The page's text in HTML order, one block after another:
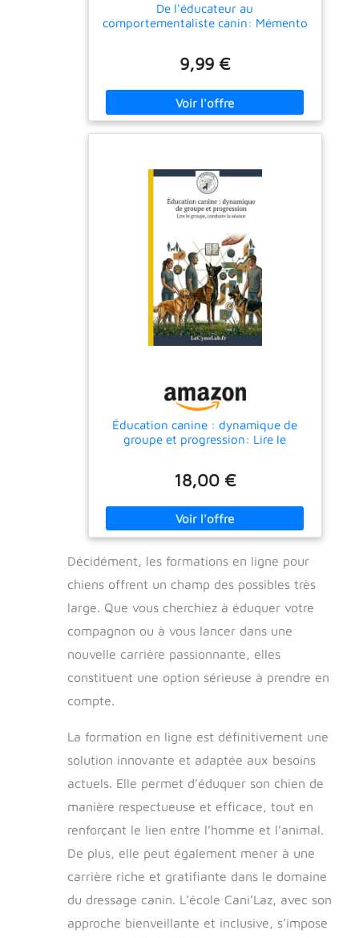
De l'éducateur au
comportementaliste canin: Mémento
9,99 €
Éducation canine : dynamique de
groupe et progression: Lire le
18,00 €
Décidément, les formations en ligne pour
chiens offrent un champ des possibles très
large. Que vous cherchiez à éduquer votre
compagnon ou à vous lancer dans une
nouvelle carrière passionnante, elles
constituent une option sérieuse à prendre en
compte.
La formation en ligne est définitivement une
solution innovante et adaptée aux besoins
actuels. Elle permet d’éduquer son chien de
manière respectueuse et efficace, tout en
renforçant le lien entre l’homme et l’animal.
De plus, elle peut également mener à une
carrière riche et gratifiante dans le domaine
du dressage canin. L’école Cani’Laz, avec son
approche bienveillante et inclusive, s’impose